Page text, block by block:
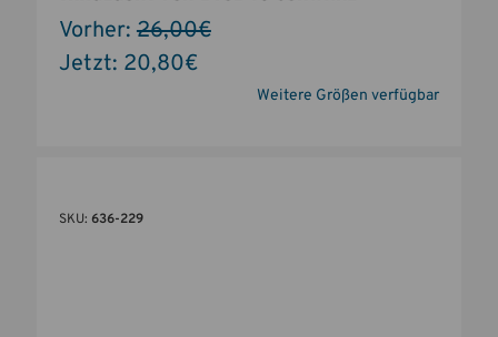
Vorher: 26,00€
Jetzt: 20,80€
Weitere Größen verfügbar
SKU: 636-229